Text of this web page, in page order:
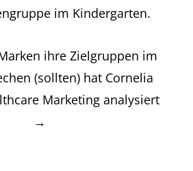
im Kindergarten.
ihre Zielgruppen im
(sollten) hat Cornelia
Marketing analysiert
→